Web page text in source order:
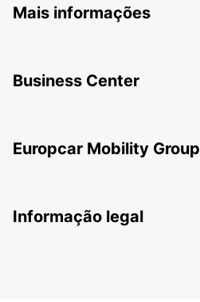
Mais informações
Business Center
Europcar Mobility Group
Informação legal